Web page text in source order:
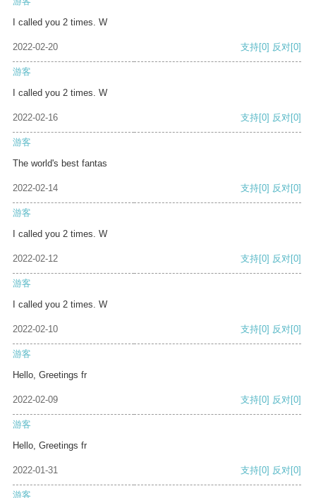
I called you 2 times. W
2022-02-20 支持[0] 反对[0]
游客
I called you 2 times. W
2022-02-16 支持[0] 反对[0]
游客
The world's best fantas
2022-02-14 支持[0] 反对[0]
游客
I called you 2 times. W
2022-02-12 支持[0] 反对[0]
游客
I called you 2 times. W
2022-02-10 支持[0] 反对[0]
游客
Hello, Greetings fr
2022-02-09 支持[0] 反对[0]
游客
Hello, Greetings fr
2022-01-31 支持[0] 反对[0]
游客